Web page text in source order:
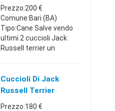
Prezzo:200 €
Comune:Bari (BA)
Tipo:Cane Salve vendo
ultimi 2 cuccioli Jack
Russell terrier un
cont.Vito 3277417877
prezzo non trattabile
Cuccioli Di Jack
Russell Terrier
Prezzo:180 €